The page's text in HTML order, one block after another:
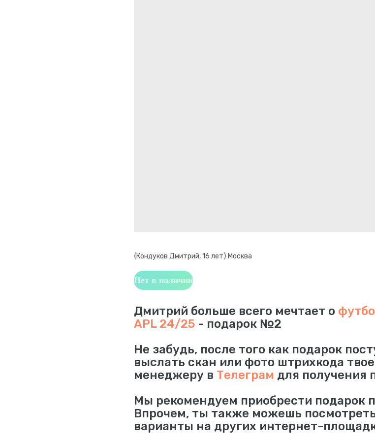
{Кондуков Дмитрий, 16 лет} Москва
Нет в наличии
Дмитрий больше всего мечтает о
APL 24/25 - подарок №2
Не забудь, после того как подарок
выслать скан или фото штрихкода
менеджеру в Телеграм для получения
Мы рекомендуем приобрести подарок
Впрочем, ты также можешь
варианты на других интернет-